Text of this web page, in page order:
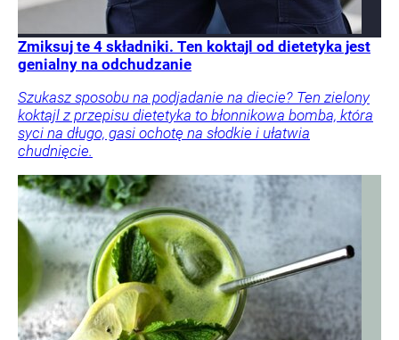
Zmiksuj te 4 składniki. Ten koktajl od dietetyka jest
genialny na odchudzanie
Szukasz sposobu na podjadanie na diecie? Ten zielony
koktajl z przepisu dietetyka to błonnikowa bomba, która
syci na długo, gasi ochotę na słodkie i ułatwia
chudnięcie.